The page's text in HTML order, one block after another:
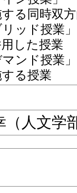
る同時双
リッド授業
した授業
マンド授業
る授業
人文学